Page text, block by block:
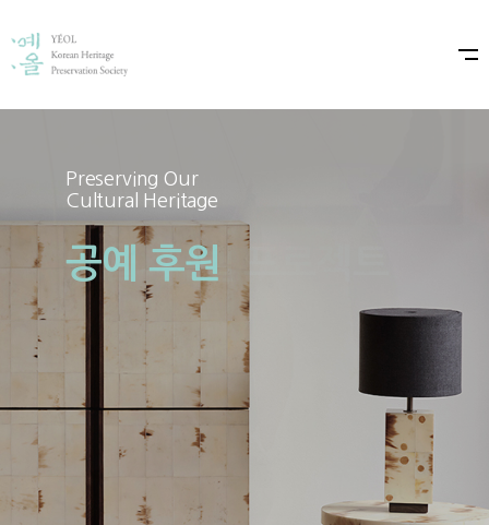
Preserving Our
Cultural Heritage
공예 후원
Preserving Our
Cultural Heritage
예올×샤넬 프로젝트